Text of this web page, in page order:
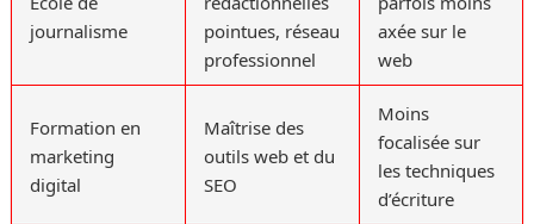
journalisme
pointues, réseau
professionnel
axée sur le
web
Formation en
marketing
digital
Maîtrise des
outils web et du
SEO
Moins
focalisée sur
les techniques
d’écriture